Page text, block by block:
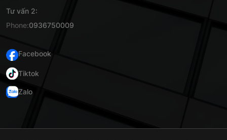
Tư vấn 2:
Phone:0936750009
Facebook
Tiktok
Zalo